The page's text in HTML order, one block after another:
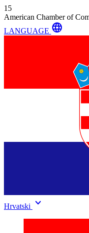
15
American Chamber of
LANGUAGE language
Hrvatski keyboard_arrow_down